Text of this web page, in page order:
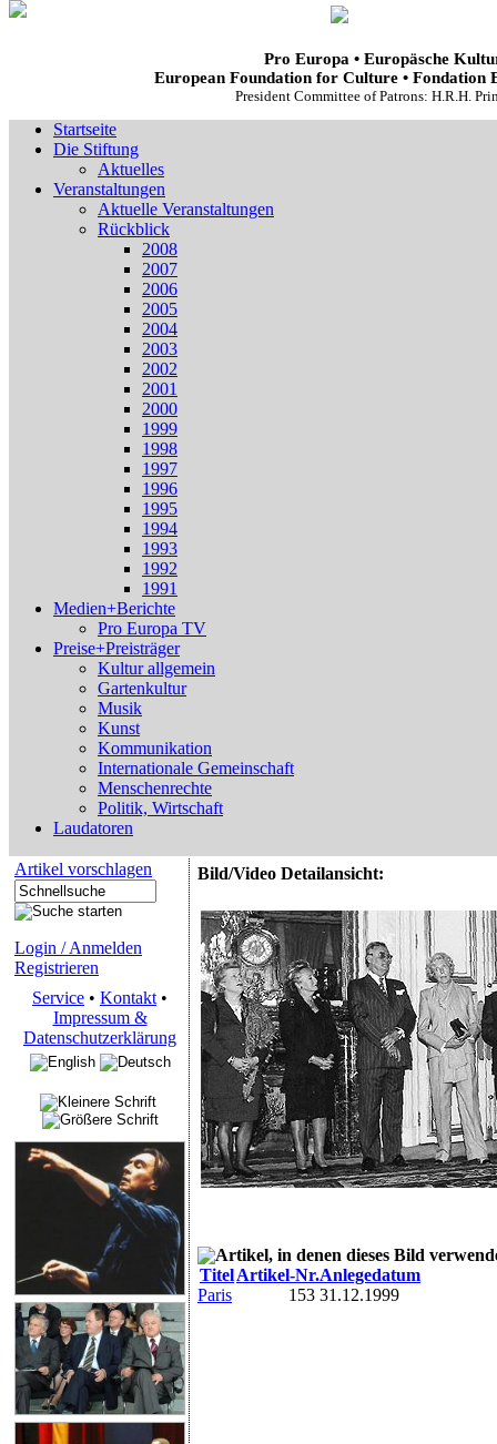
Pro Europa • Europäsche
European Foundation for Culture • Fondation
President Committee of Patrons: H.R.H.
Startseite
Die Stiftung
Aktuelles
Veranstaltungen
Aktuelle Veranstaltungen
Rückblick
2008
2007
2006
2005
2004
2003
2002
2001
2000
1999
1998
1997
1996
1995
1994
1993
1992
1991
Medien+Berichte
Pro Europa TV
Preise+Preisträger
Kultur allgemein
Gartenkultur
Musik
Kunst
Kommunikation
Internationale Gemeinschaft
Menschenrechte
Politik, Wirtschaft
Laudatoren
Artikel vorschlagen
Login / Anmelden
Registrieren
Service • Kontakt •
Impressum &
Datenschutzerklärung
Bild/Video Detailansicht:
Artikel, in denen dieses Bild
TitelArtikel-Nr.Anlegedatum
Paris
153 31.12.1999